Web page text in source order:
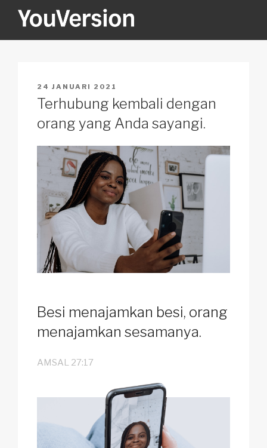
YOUVERSION
POSTED
ON
24 JANUARI 2021
Terhubung kembali dengan
orang yang Anda sayangi.
Besi menajamkan besi, orang
menajamkan sesamanya.
AMSAL 27:17